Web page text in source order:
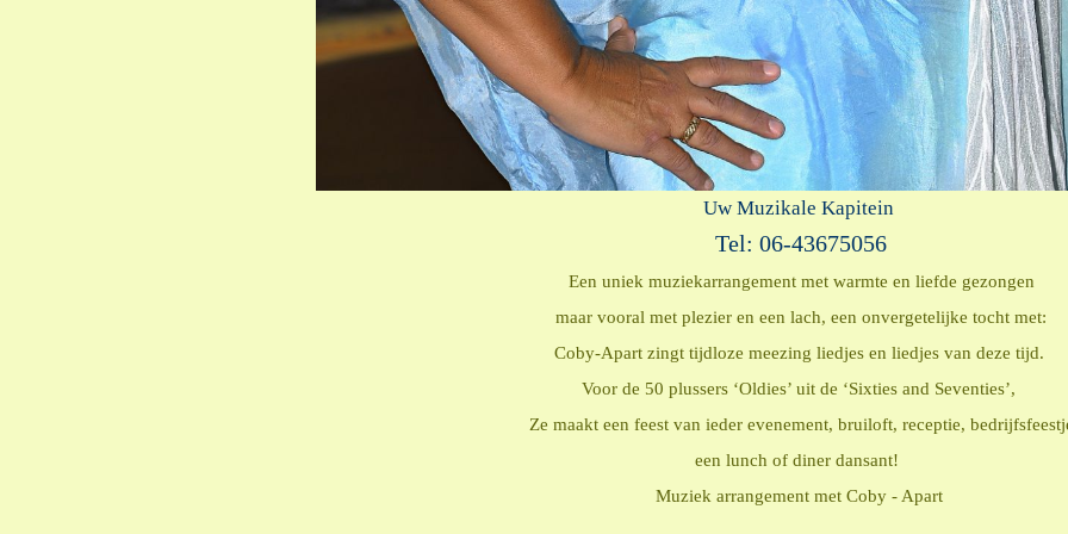
Uw Muzikale Kapitein
Tel: 06-43675056
Een uniek muziekarrangement met warmte en liefde gezongen
maar vooral met plezier en een lach, een onvergetelijke tocht met:
Coby-Apart zingt tijdloze meezing liedjes en liedjes van deze tijd.
Voor de 50 plussers ‘Oldies’ uit de ‘Sixties and Seventies’,
Ze maakt een feest van ieder evenement, bruiloft, receptie,
een lunch of diner dansant!
Muziek arrangement met Coby - Apart